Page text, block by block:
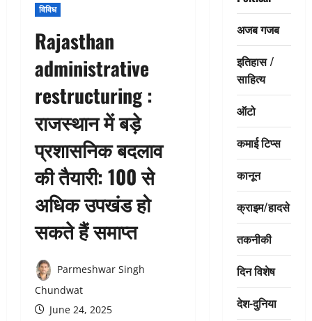
विविध
Rajasthan
administrative
restructuring :
राजस्थान में बड़े
प्रशासनिक बदलाव
की तैयारी: 100 से
अधिक उपखंड हो
सकते हैं समाप्त
Parmeshwar Singh
Chundwat
June 24, 2025
अजब गजब
इतिहास /
साहित्य
ऑटो
कमाई टिप्स
कानून
क्राइम/हादसे
तकनीकी
दिन विशेष
देश-दुनिया